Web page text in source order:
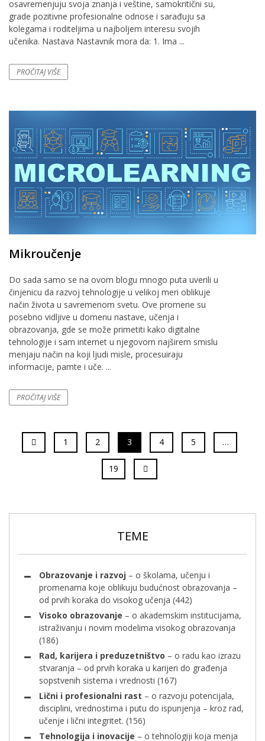
osavremenjuju svoja znanja i veštine, samokritični su,
grade pozitivne profesionalne odnose i sarađuju sa
kolegama i roditeljima u najboljem interesu svojih
učenika. Nastava Nastavnik mora da: 1. Ima ...
PROČITAJ VIŠE
Mikroučenje
Do sada samo se na ovom blogu mnogo puta uverili u
činjenicu da razvoj tehnologije u velikoj meri oblikuje
način života u savremenom svetu. Ove promene su
posebno vidljive u domenu nastave, učenja i
obrazovanja, gde se može primetiti kako digitalne
tehnologije i sam internet u njegovom najširem smislu
menjaju način na koji ljudi misle, procesuiraju
informacije, pamte i uče. ...
PROČITAJ VIŠE
1 2 3 4 5 …
19
TEME
Obrazovanje i razvoj – o školama, učenju i
promenama koje oblikuju budućnost obrazovanja –
od prvih koraka do visokog učenja (442)
Visoko obrazovanje – o akademskim institucijama,
istraživanju i novim modelima visokog obrazovanja
(186)
Rad, karijera i preduzetništvo – o radu kao izrazu
stvaranja – od prvih koraka u karijeri do građenja
sopstvenih sistema i vrednosti (167)
Lični i profesionalni rast – o razvoju potencijala,
disciplini, vrednostima i putu do ispunjenja – kroz rad,
učenje i lični integritet. (156)
Tehnologija i inovacije – o tehnologiji koja menja